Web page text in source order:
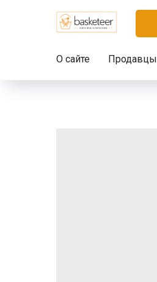
О сайте Продавцы